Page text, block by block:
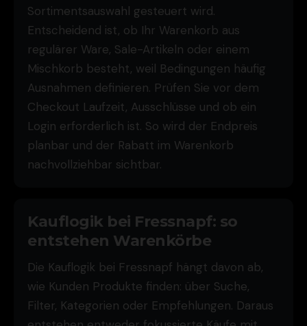
Sortimentsauswahl gesteuert wird.
Entscheidend ist, ob Ihr Warenkorb aus
regulärer Ware, Sale-Artikeln oder einem
Mischkorb besteht, weil Bedingungen häufig
Ausnahmen definieren. Prüfen Sie vor dem
Checkout Laufzeit, Ausschlüsse und ob ein
Login erforderlich ist. So wird der Endpreis
planbar und der Rabatt im Warenkorb
nachvollziehbar sichtbar.
Kauflogik bei Fressnapf: so
entstehen Warenkörbe
Die Kauflogik bei Fressnapf hängt davon ab,
wie Kunden Produkte finden: über Suche,
Filter, Kategorien oder Empfehlungen. Daraus